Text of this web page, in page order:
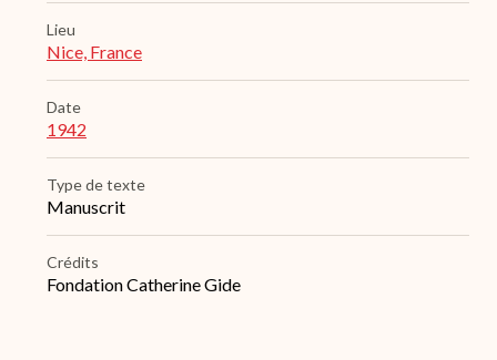
Lieu
Nice, France
Date
1942
Type de texte
Manuscrit
Crédits
Fondation Catherine Gide